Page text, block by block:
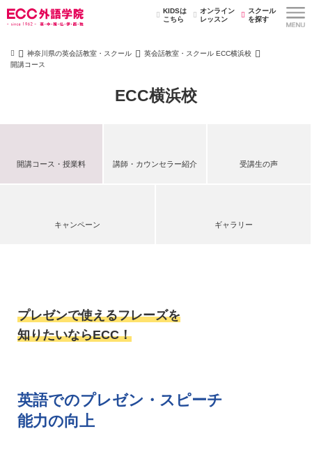
KIDSは
こちら
オンライン
レッスン
スクール
を探す
神奈川県の英会話教室・スクール
英会話教室・スクール ECC横浜校
開講コース
ECC横浜校
開講コース・授業料 講師・カウンセラー紹介 受講生の声
キャンペーン ギャラリー
プレゼンで使えるフレーズを
知りたいならECC！
英語でのプレゼン・スピーチ
能力の向上